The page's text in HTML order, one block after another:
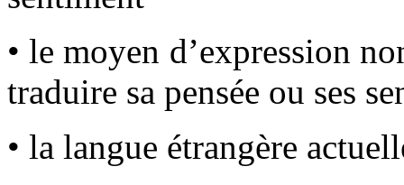
• le moyen d’expression
traduire sa pensée ou ses
• la langue étrangère